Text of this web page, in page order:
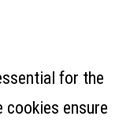
for the
ensure